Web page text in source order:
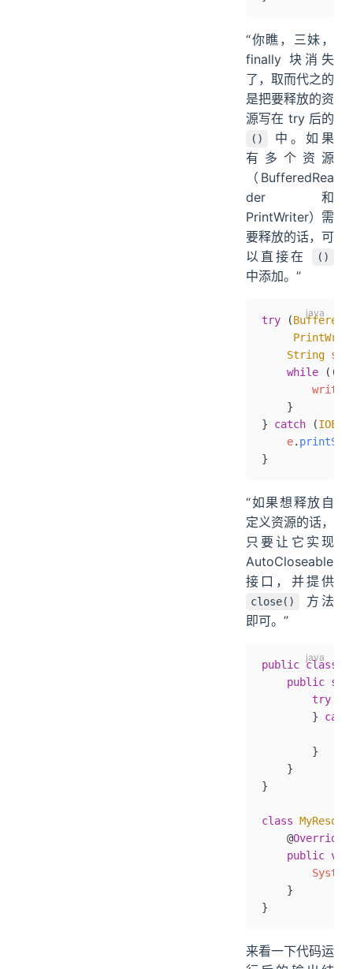
“你瞧，三妹，
finally 块消失
了，取而代之的
是把要释放的资
源写在 try 后的
()
中。如果
有多个资源
（BufferedRea
der 和
PrintWriter）需
要释放的话，可
以直接在
()
中添加。”
try (
    String
    while
        writer
    }
} catch (
    e
.
}
“如果想释放自
定义资源的话，
只要让它实现
AutoCloseable
接口，并提供
close()
方法
即可。”
public class
    public
        try
        }
        }
    }
}
class
    @
Override
    public
        System
    }
}
来看一下代码运